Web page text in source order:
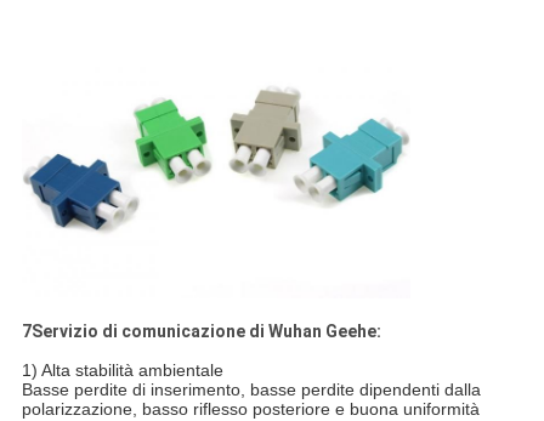
7Servizio di comunicazione di Wuhan Geehe:
1) Alta stabilità ambientale
Basse perdite di inserimento, basse perdite dipendenti dalla
polarizzazione, basso riflesso posteriore e buona uniformità